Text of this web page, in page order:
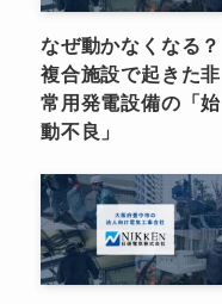
なぜ動かなくなる？
複合施設で起きた非
常用発電設備の「始
動不良」